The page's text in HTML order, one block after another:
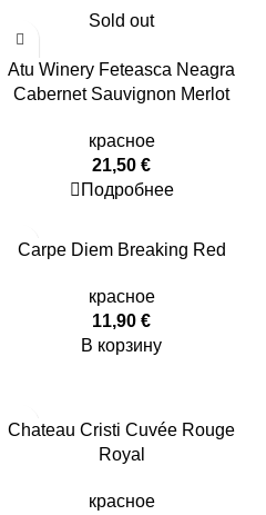
Sold out
Atu Winery Feteasca Neagra
Cabernet Sauvignon Merlot
красное
21,50 €
Подробнее
Carpe Diem Breaking Red
красное
11,90 €
В корзину
Chateau Cristi Cuvée Rouge
Royal
красное